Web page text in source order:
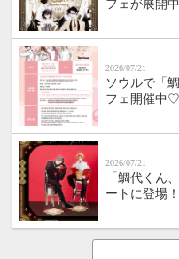
フェが展開
2026/07/21
ソウルで「
フェ開催中♡
2026/07/21
「鯛代くん
ートに登場！